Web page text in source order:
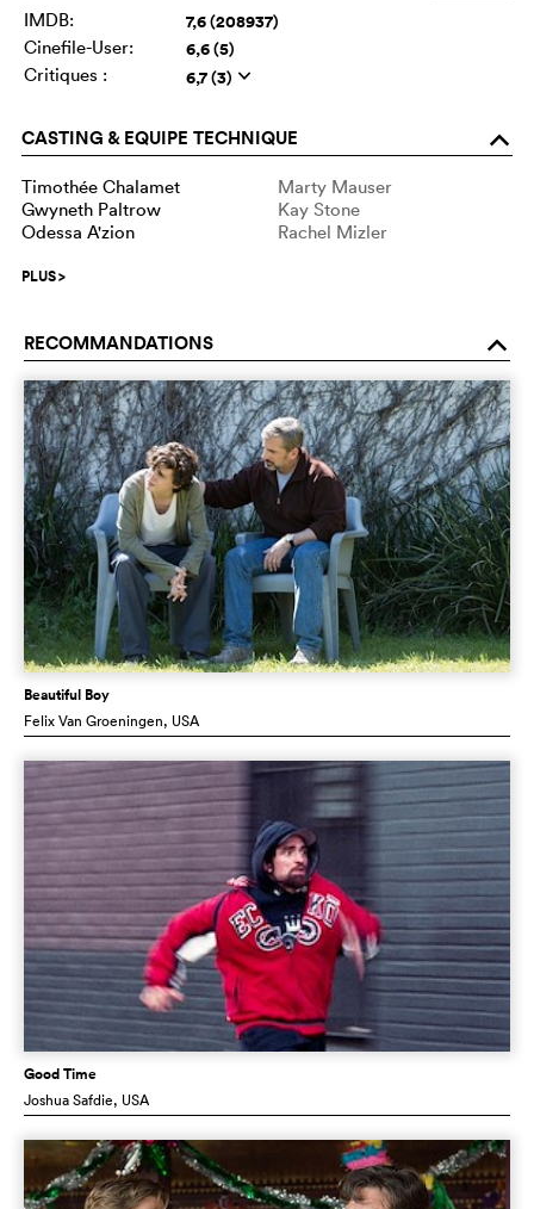
IMDB:
7,6 (208937)
Cinefile-User: 6,6 (5)
Critiques : 6,7 (3) q
CASTING & EQUIPE TECHNIQUE o
Timothée Chalamet
Marty Mauser
Gwyneth Paltrow
Kay Stone
Odessa A'zion
Rachel Mizler
PLUS>
RECOMMANDATIONS o
Beautiful Boy
Felix Van Groeningen, USA
Good Time
Joshua Safdie, USA